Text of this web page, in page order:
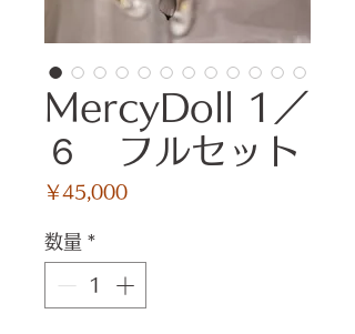
MercyDoll 1／
６ フルセット
￥45,000価
数量 *